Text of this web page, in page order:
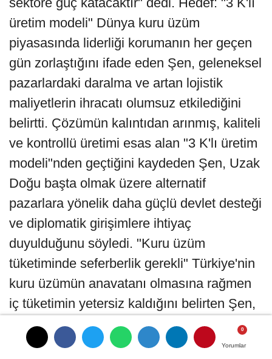
Yorumlar
Yorumlar
üretim modeli" Dünya kuru üzüm
piyasasında liderliği korumanın her geçen
gün zorlaştığını ifade eden Şen, geleneksel
pazarlardaki daralma ve artan lojistik
maliyetlerin ihracatı olumsuz etkilediğini
belirtti. Çözümün kalıntıdan arınmış, kaliteli
ve kontrollü üretimi esas alan "3 K'lı üretim
modeli"nden geçtiğini kaydeden Şen, Uzak
Doğu başta olmak üzere alternatif
pazarlara yönelik daha güçlü devlet desteği
ve diplomatik girişimlere ihtiyaç
duyulduğunu söyledi. "Kuru üzüm
tüketiminde seferberlik gerekli" Türkiye'nin
kuru üzümün anavatanı olmasına rağmen
iç tüketimin yetersiz kaldığını belirten Şen,
dünyada kişi başına yıllık kuru üzüm
tüketiminin yaklaşık 1 kilogram seviyesinde